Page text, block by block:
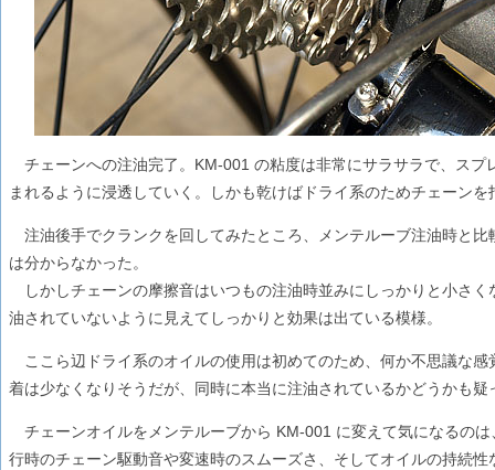
チェーンへの注油完了。KM-001 の粘度は非常にサラサラで、スプ
まれるように浸透していく。しかも乾けばドライ系のためチェーン
注油後手でクランクを回してみたところ、メンテルーブ注油時と
は分からなかった。
しかしチェーンの摩擦音はいつもの注油時並みにしっかりと小さ
油されていないように見えてしっかりと効果は出ている模様。
ここら辺ドライ系のオイルの使用は初めてのため、何か不思議な
着は少なくなりそうだが、同時に本当に注油されているかどうかも疑
チェーンオイルをメンテルーブから KM-001 に変えて気になるの
行時のチェーン駆動音や変速時のスムーズさ、そしてオイルの持続